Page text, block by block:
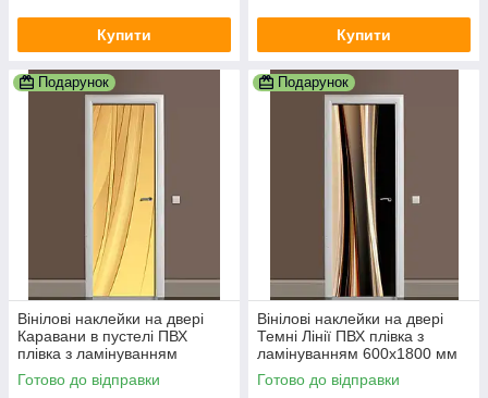
Купити Купити
Подарунок
Вінілові наклейки на двері
Каравани в пустелі ПВХ
плівка з ламінуванням
600х1800 мм Абстракція
Жовтий
Готово до відправки
Подарунок
Вінілові наклейки на двері
Темні Лінії ПВХ плівка з
ламінуванням 600х1800 мм
Абстракція Коричневий
Готово до відправки